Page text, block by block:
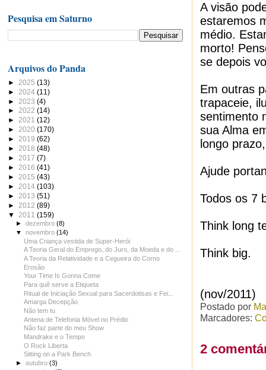
A visão
estaremos
médio.
morto!
se depois
Em outras
trapaceie,
sentimento
sua Alma
longo
Ajude
Todos os 7
Think long
Think big.
(nov/2011)
Postado por
Marcadores:
2
Pesquisa em Saturno
Arquivos do Panda
► 2025 (13)
► 2024 (11)
► 2023 (4)
► 2022 (14)
► 2021 (12)
► 2020 (170)
► 2019 (62)
► 2018 (48)
► 2017 (7)
► 2016 (41)
► 2015 (43)
► 2014 (103)
► 2013 (51)
► 2012 (89)
▼ 2011 (159)
►dezembro(8)
▼novembro(14)
Uma Criança vestida de Super-Herói
A Teoria Geral do Emprego, do Juro, da Moeda e do ...
A Teoria da Relatividade e a Cegueira do Corno
Erosão
Your Time Is Gonna Come
Para quê serve a Etiqueta
Ritual de Iniciação Sexual para Sacerdotisas e Fei...
Amarga Decepção
Não tem tu
Antena de Telefonia Móvel no Prédio
Não faz parte do meu Show
Mandrake e o Tempo
O Rock Liberta
Sitting on a Park Bench
►outubro(3)